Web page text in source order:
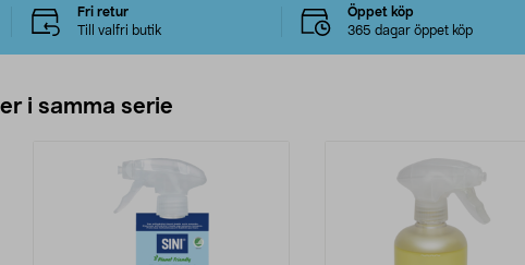
Fri retur
Till valfri butik
Öppet köp
365 dagar öppet köp
i samma serie